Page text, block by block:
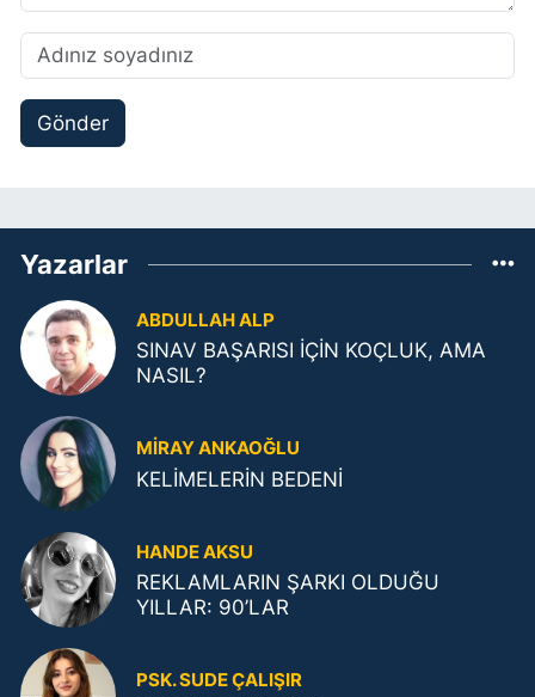
Gönder
Yazarlar
ABDULLAH ALP
SINAV BAŞARISI İÇİN KOÇLUK, AMA
NASIL?
MIRAY ANKAOĞLU
KELİMELERİN BEDENİ
HANDE AKSU
REKLAMLARIN ŞARKI OLDUĞU
YILLAR: 90’LAR
PSK. SUDE ÇALIŞIR